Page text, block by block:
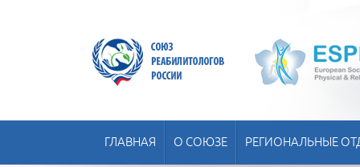
ГЛАВНАЯ О СОЮЗЕ РЕГИОНАЛЬНЫЕ